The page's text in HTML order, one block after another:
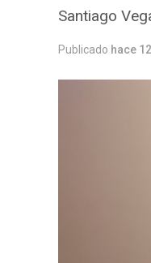
Santiago
Publicado hace